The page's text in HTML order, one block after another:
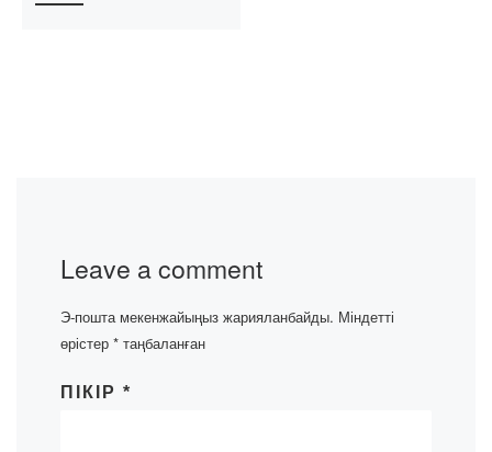
Leave a comment
Э-пошта мекенжайыңыз жарияланбайды. Міндетті
өрістер * таңбаланған
ПІКІР *